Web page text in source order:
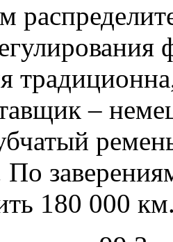
–
180 000